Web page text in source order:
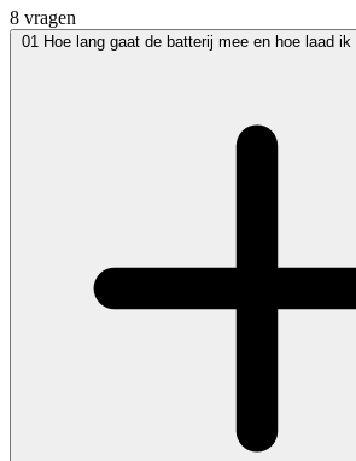
8 vragen
01 Hoe lang gaat de batterij mee en hoe laad